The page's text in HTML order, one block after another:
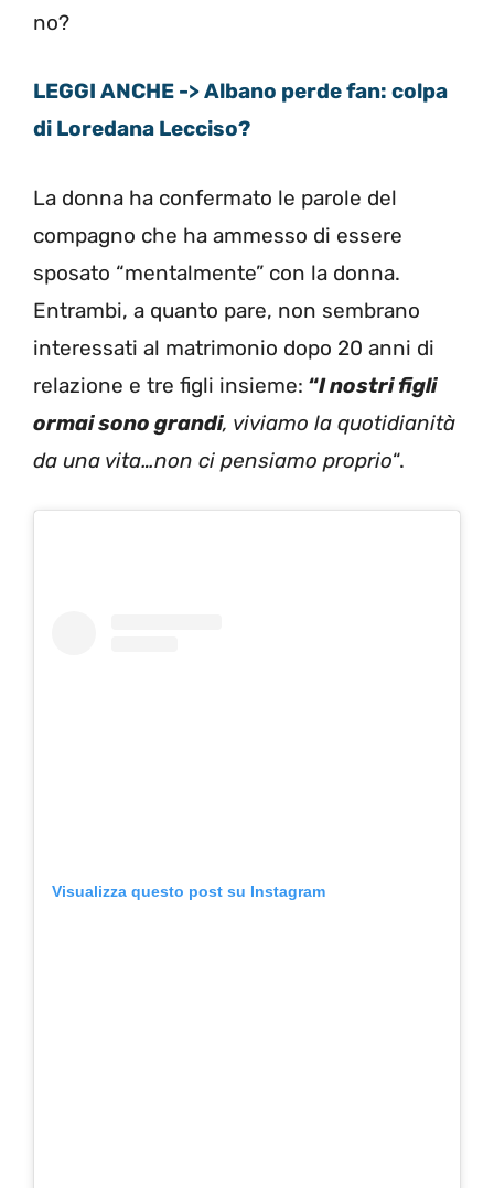
no?
LEGGI ANCHE -> Albano perde fan: colpa
di Loredana Lecciso?
La donna ha confermato le parole del
compagno che ha ammesso di essere
sposato “mentalmente” con la donna.
Entrambi, a quanto pare, non sembrano
interessati al matrimonio dopo 20 anni di
relazione e tre figli insieme: “I nostri figli
ormai sono grandi, viviamo la quotidianità
da una vita…non ci pensiamo proprio“.
Visualizza questo post su Instagram